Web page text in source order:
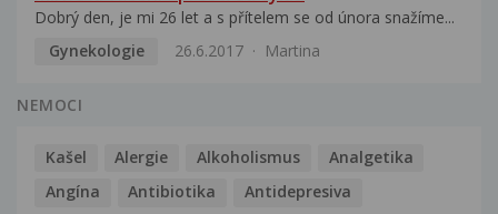
Dobrý den, je mi 26 let a s přítelem se od února snažíme...
Gynekologie
26.6.2017 Martina
NEMOCI
Kašel Alergie Alkoholismus
Analgetika
Angína
Antibiotika
Antidepresiva